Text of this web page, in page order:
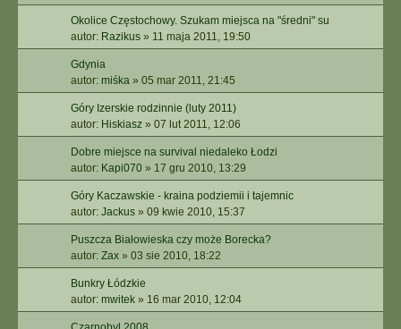
Okolice Częstochowy. Szukam miejsca na "średni" su
autor: Razikus » 11 maja 2011, 19:50
Gdynia
autor: miśka » 05 mar 2011, 21:45
Góry Izerskie rodzinnie (luty 2011)
autor: Hiskiasz » 07 lut 2011, 12:06
Dobre miejsce na survival niedaleko Łodzi
autor: Kapi070 » 17 gru 2010, 13:29
Góry Kaczawskie - kraina podziemii i tajemnic
autor: Jackus » 09 kwie 2010, 15:37
Puszcza Białowieska czy może Borecka?
autor: Zax » 03 sie 2010, 18:22
Bunkry Łódzkie
autor: mwitek » 16 mar 2010, 12:04